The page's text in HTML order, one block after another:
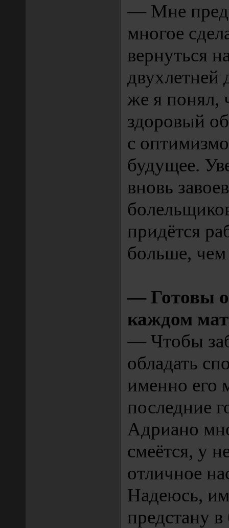
— Мне
многое
вернуться
двухлетней
же я понял,
здоровый
с
будущее.
вновь
придётся
больше,
— Готовы
каждом
— Чтобы
обладать
именно его
последние
Адриано
смеётся, у
отличное
Надеюсь,
предстану